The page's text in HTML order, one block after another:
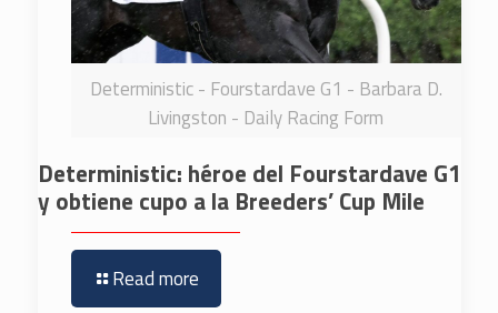
Deterministic - Fourstardave G1 - Barbara D.
Livingston - Daily Racing Form
Deterministic: héroe del Fourstardave G1
y obtiene cupo a la Breeders’ Cup Mile
Read more